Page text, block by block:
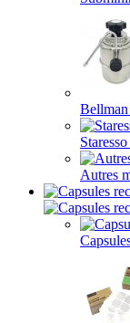
Bellman
Autres